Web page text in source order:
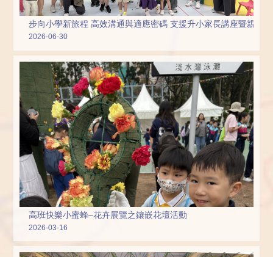
步向小學新旅程 高效溝通與適應密碼 支援升小家長講座暨親子
2026-06-30
高班快樂小蜜蜂–花卉展覽之鑲嵌花壇活動
2026-03-16